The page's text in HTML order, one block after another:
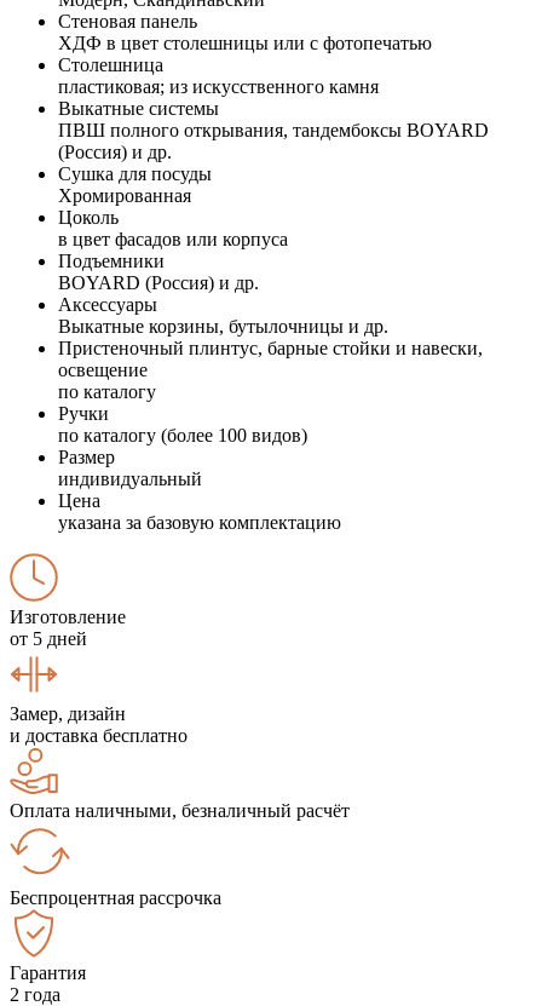
Стеновая панель
ХДФ в цвет столешницы или с фотопечатью
Столешница
пластиковая; из искусственного камня
Выкатные системы
ПВШ полного открывания, тандембоксы BOYARD
(Россия) и др.
Сушка для посуды
Хромированная
Цоколь
в цвет фасадов или корпуса
Подъемники
BOYARD (Россия) и др.
Аксессуары
Выкатные корзины, бутылочницы и др.
Пристеночный плинтус, барные стойки и навески,
освещение
по каталогу
Ручки
по каталогу (более 100 видов)
Размер
индивидуальный
Цена
указана за базовую комплектацию
Изготовление
от 5 дней
Замер, дизайн
и доставка бесплатно
Оплата наличными, безналичный расчёт
Беспроцентная рассрочка
Гарантия
2 года